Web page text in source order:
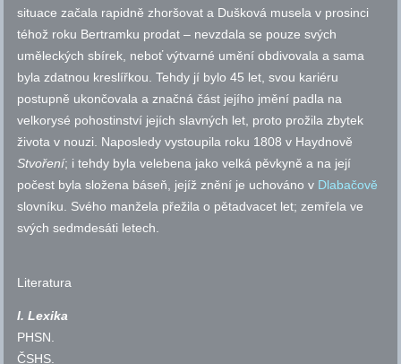
situace začala rapidně zhoršovat a Dušková musela v prosinci
téhož roku Bertramku prodat – nevzdala se pouze svých
uměleckých sbírek, neboť výtvarné umění obdivovala a sama
byla zdatnou kreslířkou. Tehdy jí bylo 45 let, svou kariéru
postupně ukončovala a značná část jejího jmění padla na
velkorysé pohostinství jejích slavných let, proto prožila zbytek
života v nouzi. Naposledy vystoupila roku 1808 v Haydnově
Stvoření; i tehdy byla velebena jako velká pěvkyně a na její
počest byla složena báseň, jejíž znění je uchováno v Dlabačově
slovníku. Svého manžela přežila o pětadvacet let; zemřela ve
svých sedmdesáti letech.
Literatura
I. Lexika
PHSN.
ČSHS.